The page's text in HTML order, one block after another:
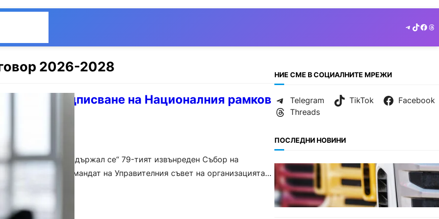
Telegram
TikTok
2026-2028
за подписване на Националния рамков
2028.
„против“ и 19 „въздържал се“ 79-тият извънреден Събор на
съюз (БЛС) даде мандат на Управителния съвет на организацията
Национален рамков…
НИЕ СМЕ В СОЦИАЛНИТЕ МРЕЖИ
Telegram TikTok
Facebook
Threads
ПОСЛЕДНИ НОВИНИ
БЪЛГАРИЯ
Нови ограничения за
камионите над 12 тона по
ключови пътища през август